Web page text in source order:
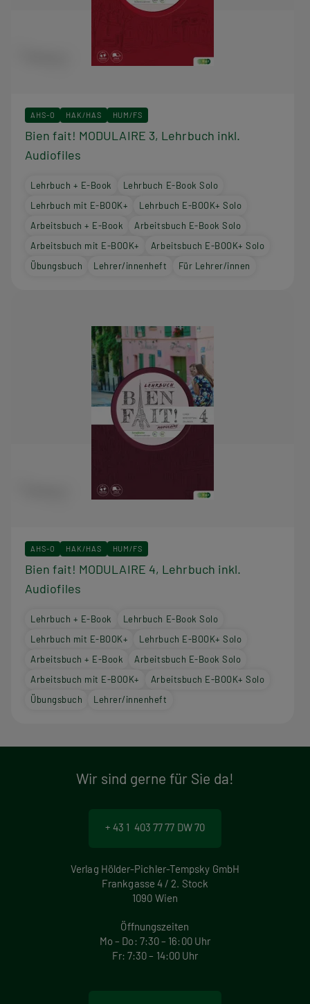
AHS-O HAK/HAS HUM/FS
Bien fait! MODULAIRE 3, Lehrbuch inkl.
Audiofiles
Lehrbuch + E-Book
Lehrbuch E-Book Solo
Lehrbuch mit E-BOOK+
Lehrbuch E-BOOK+ Solo
Arbeitsbuch + E-Book
Arbeitsbuch E-Book Solo
Arbeitsbuch mit E-BOOK+
Arbeitsbuch E-BOOK+ Solo
Übungsbuch
Lehrer/innenheft Für Lehrer/innen
AHS-O HAK/HAS HUM/FS
Bien fait! MODULAIRE 4, Lehrbuch inkl.
Audiofiles
Lehrbuch + E-Book
Lehrbuch E-Book Solo
Lehrbuch mit E-BOOK+
Lehrbuch E-BOOK+ Solo
Arbeitsbuch + E-Book
Arbeitsbuch E-Book Solo
Arbeitsbuch mit E-BOOK+
Arbeitsbuch E-BOOK+ Solo
Übungsbuch
Lehrer/innenheft
Wir sind gerne für Sie da!
+ 43 1 403 77 77 DW 70
Verlag Hölder-Pichler-Tempsky GmbH
Frankgasse 4 / 2. Stock
1090 Wien
Öffnungszeiten
Mo – Do: 7:30 – 16:00 Uhr
Fr: 7:30 – 14:00 Uhr